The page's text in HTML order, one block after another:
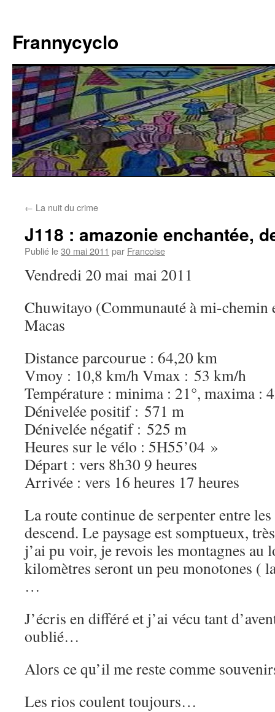
contenu
Frannycyclo
← La nuit du crime
J118 : amazonie enchantée,
Publié le30 mai 2011 par Francoise
Vendredi 20 mai mai 2011
Chuwitayo (Communauté à mi-chemin
Macas
Distance parcourue : 64,20 km
Vmoy : 10,8 km/h Vmax : 53 km/h
Température : minima : 21°, maxima :
Dénivelée positif : 571 m
Dénivelée négatif : 525 m
Heures sur le vélo : 5H55’04 »
Départ : vers 8h30 9 heures
Arrivée : vers 16 heures 17 heures
La route continue de serpenter entre
descend. Le paysage est somptueux,
j’ai pu voir, je revois les montagnes au
kilomètres seront un peu monotones (
…
J’écris en différé et j’ai vécu tant
oublié…
Alors ce qu’il me reste comme
Les rios coulent toujours…